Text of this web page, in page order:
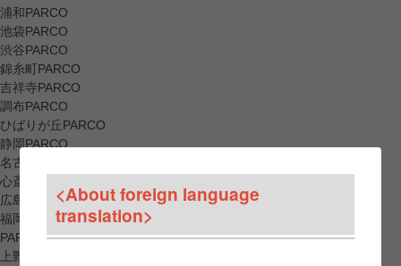
浦和PARCO
池袋PARCO
渋谷PARCO
錦糸町PARCO
吉祥寺PARCO
調布PARCO
ひばりが丘PARCO
静岡PARCO
名古屋PARCO
心斎橋PARCO
広島PARCO
福岡PARCO
PARCO_ya
上野
<About foreign language
translation>